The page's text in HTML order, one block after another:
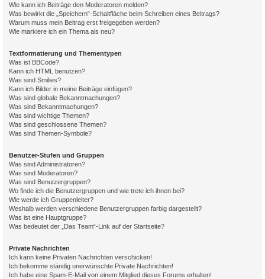
Wie kann ich Beiträge den Moderatoren melden?
Was bewirkt die „Speichern“-Schaltfläche beim Schreiben eines Beitrags?
Warum muss mein Beitrag erst freigegeben werden?
Wie markiere ich ein Thema als neu?
Textformatierung und Thementypen
Was ist BBCode?
Kann ich HTML benutzen?
Was sind Smilies?
Kann ich Bilder in meine Beiträge einfügen?
Was sind globale Bekanntmachungen?
Was sind Bekanntmachungen?
Was sind wichtige Themen?
Was sind geschlossene Themen?
Was sind Themen-Symbole?
Benutzer-Stufen und Gruppen
Was sind Administratoren?
Was sind Moderatoren?
Was sind Benutzergruppen?
Wo finde ich die Benutzergruppen und wie trete ich ihnen bei?
Wie werde ich Gruppenleiter?
Weshalb werden verschiedene Benutzergruppen farbig dargestellt?
Was ist eine Hauptgruppe?
Was bedeutet der „Das Team“-Link auf der Startseite?
Private Nachrichten
Ich kann keine Privaten Nachrichten verschicken!
Ich bekomme ständig unerwünschte Private Nachrichten!
Ich habe eine Spam-E-Mail von einem Mitglied dieses Forums erhalten!